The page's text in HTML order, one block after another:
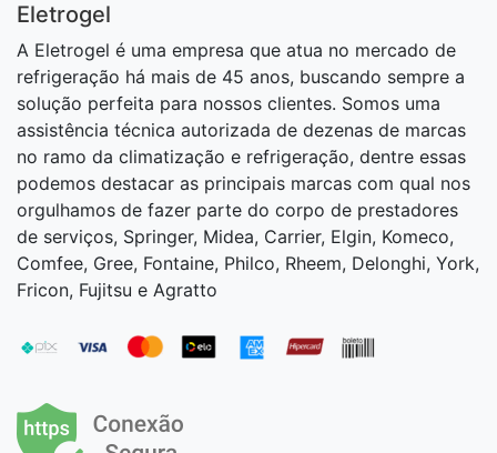
Eletrogel
A Eletrogel é uma empresa que atua no mercado de
refrigeração há mais de 45 anos, buscando sempre a
solução perfeita para nossos clientes. Somos uma
assistência técnica autorizada de dezenas de marcas
no ramo da climatização e refrigeração, dentre essas
podemos destacar as principais marcas com qual nos
orgulhamos de fazer parte do corpo de prestadores
de serviços, Springer, Midea, Carrier, Elgin, Komeco,
Comfee, Gree, Fontaine, Philco, Rheem, Delonghi, York,
Fricon, Fujitsu e Agratto